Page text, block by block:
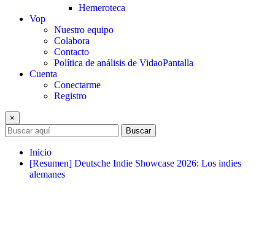
Hemeroteca
Vop
Nuestro equipo
Colabora
Contacto
Política de análisis de VidaoPantalla
Cuenta
Conectarme
Registro
×
Buscar
Inicio
[Resumen] Deutsche Indie Showcase 2026: Los indies
alemanes